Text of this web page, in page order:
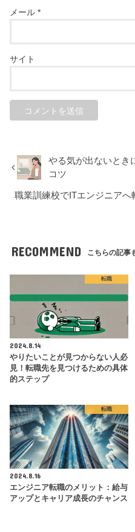
メール*
サイト
やる気が出ないとき
コツ
職業訓練校でITエンジニア
RECOMMEND こちらの記事
転職
2024.8.14
やりたいことが見つからない人必
見！転職先を見つけるための具体
的ステップ
転職
2024.8.16
エンジニア転職のメリット：給与
アップとキャリア成長のチャンス